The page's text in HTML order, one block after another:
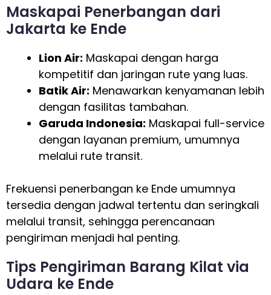
Maskapai Penerbangan dari
Jakarta ke Ende
Lion Air: Maskapai dengan harga
kompetitif dan jaringan rute yang luas.
Batik Air: Menawarkan kenyamanan lebih
dengan fasilitas tambahan.
Garuda Indonesia: Maskapai full-service
dengan layanan premium, umumnya
melalui rute transit.
Frekuensi penerbangan ke Ende umumnya
tersedia dengan jadwal tertentu dan seringkali
melalui transit, sehingga perencanaan
pengiriman menjadi hal penting.
Tips Pengiriman Barang Kilat via
Udara ke Ende